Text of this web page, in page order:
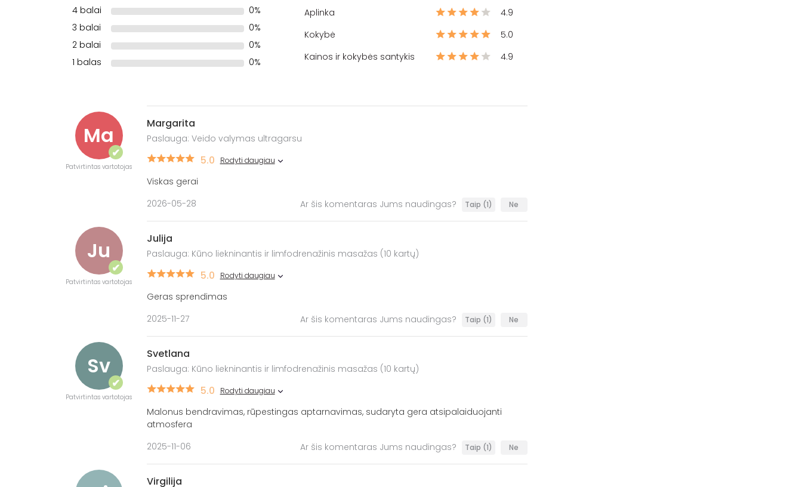
4 balai
0%
3 balai
0%
2 balai
0%
1 balas
0%
Aplinka
4.9
Kokybė
5.0
Kainos ir kokybės santykis
4.9
Ma
✔
Patvirtintas vartotojas
Margarita
Paslauga: Veido valymas ultragarsu
5.0 Rodyti daugiau
Viskas gerai
2026-05-28
Ar šis komentaras Jums naudingas? Taip (1) Ne
Ju
✔
Patvirtintas vartotojas
Julija
Paslauga: Kūno liekninantis ir limfodrenažinis masažas (10 kartų)
5.0 Rodyti daugiau
Geras sprendimas
2025-11-27
Ar šis komentaras Jums naudingas? Taip (1) Ne
Sv
✔
Patvirtintas vartotojas
Svetlana
Paslauga: Kūno liekninantis ir limfodrenažinis masažas (10 kartų)
5.0 Rodyti daugiau
Malonus bendravimas, rūpestingas aptarnavimas, sudaryta gera atsipalaiduojanti
atmosfera
2025-11-06
Ar šis komentaras Jums naudingas? Taip (1) Ne
Virgilija